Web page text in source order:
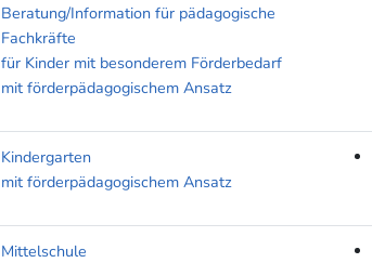
Beratung/Information für pädagogische
Fachkräfte
für Kinder mit besonderem Förderbedarf
mit förderpädagogischem Ansatz
Kindergarten
mit förderpädagogischem Ansatz
Mittelschule